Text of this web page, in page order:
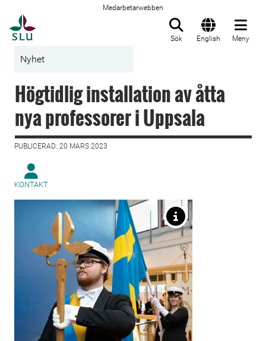
Medarbetarwebben
Sök English Meny
Nyhet
Högtidlig installation av åtta
nya professorer i Uppsala
PUBLICERAD: 20 MARS 2023
KONTAKT